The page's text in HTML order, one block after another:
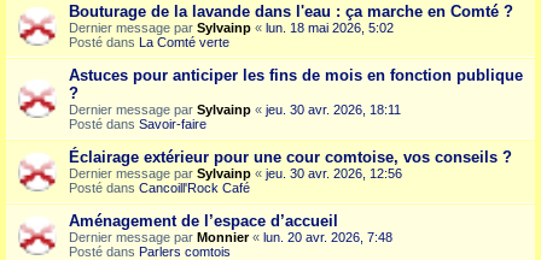
Bouturage de la lavande dans l'eau : ça marche en Comté ?
Dernier message par Sylvainp « lun. 18 mai 2026, 5:02
Posté dans La Comté verte
Astuces pour anticiper les fins de mois en fonction publique
?
Dernier message par Sylvainp « jeu. 30 avr. 2026, 18:11
Posté dans Savoir-faire
Éclairage extérieur pour une cour comtoise, vos conseils ?
Dernier message par Sylvainp « jeu. 30 avr. 2026, 12:56
Posté dans Cancoill'Rock Café
Aménagement de l’espace d’accueil
Dernier message par Monnier« lun. 20 avr. 2026, 7:48
Posté dans Parlers comtois